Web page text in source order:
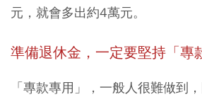
元，就會多出約4萬元。
準備退休金，一定要堅持「專
「專款專用」，一般人很難做到